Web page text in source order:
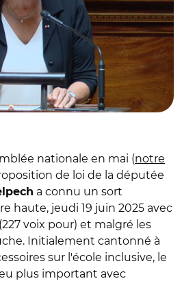
nationale en mai (notre
de loi de la députée
a connu un sort
haute, jeudi 19 juin 2025 avec
227 voix pour) et malgré les
Initialement cantonné à
sur l'école inclusive, le
plus important avec